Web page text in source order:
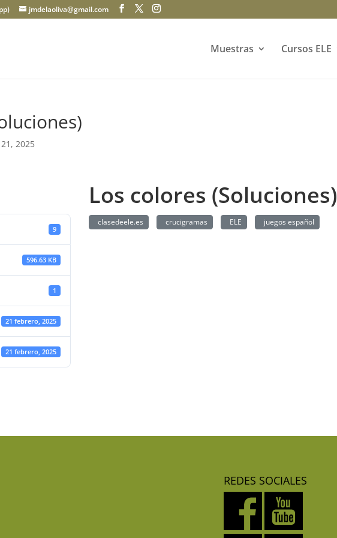
jmdelaoliva@gmail.com
Muestras Cursos ELE
2025
9
596.63 KB
1
21 febrero, 2025
21 febrero, 2025
Los colores (Soluciones)
clasedeele.es crucigramas ELE juegos español
REDES SOCIALES